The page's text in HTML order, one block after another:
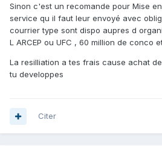
Sinon c'est un recomande pour Mise
service qu il faut leur envoyé avec
courrier type sont dispo aupres d
L ARCEP ou UFC , 60 million de conco
La resilliation a tes frais cause achat
tu developpes
Citer